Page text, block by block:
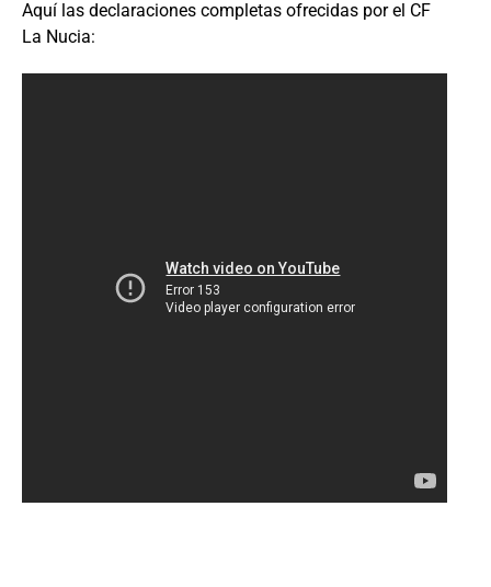
Aquí las declaraciones completas ofrecidas por el CF
La Nucia: